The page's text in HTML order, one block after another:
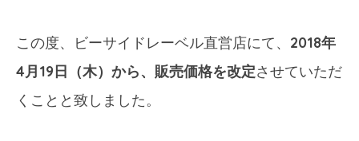
この度、ビーサイドレーベル直営店にて、 2018年
4月19日（木）から、販売価格を改定させていただ
くことと致しました。